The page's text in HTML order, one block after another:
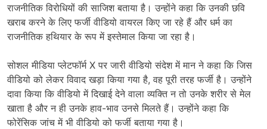
राजनीतिक विरोधियों की साजिश बताया है। उन्होंने कहा कि उनकी छवि
खराब करने के लिए फर्जी वीडियो वायरल किए जा रहे हैं और धर्म का
राजनीतिक हथियार के रूप में इस्तेमाल किया जा रहा है।
सोशल मीडिया प्लेटफॉर्म X पर जारी वीडियो संदेश में मान ने कहा कि जिस
वीडियो को लेकर विवाद खड़ा किया गया है, वह पूरी तरह फर्जी है। उन्होंने
दावा किया कि वीडियो में दिखाई देने वाला व्यक्ति न तो उनके शरीर से मेल
खाता है और न ही उनके हाव-भाव उनसे मिलते हैं। उन्होंने कहा कि
फोरेंसिक जांच में भी वीडियो को फर्जी बताया गया है।